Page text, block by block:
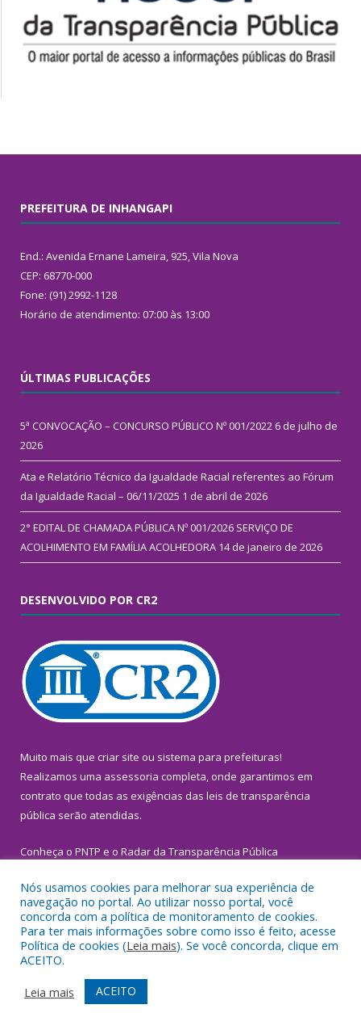
PREFEITURA DE INHANGAPI
End.: Avenida Ernane Lameira, 925, Vila Nova
CEP: 68770-000
Fone: (91) 2992-1128
Horário de atendimento: 07:00 às 13:00
ÚLTIMAS PUBLICAÇÕES
5ª CONVOCAÇÃO – CONCURSO PÚBLICO Nº 001/2022 6 de julho de
2026
Ata e Relatório Técnico da Igualdade Racial referentes ao Fórum
da Igualdade Racial – 06/11/2025 1 de abril de 2026
2° EDITAL DE CHAMADA PÚBLICA Nº 001/2026 SERVIÇO DE
ACOLHIMENTO EM FAMÍLIA ACOLHEDORA 14 de janeiro de 2026
DESENVOLVIDO POR CR2
Muito mais que criar site ou sistema para prefeituras!
Realizamos uma assessoria completa, onde garantimos em
contrato que todas as exigências das leis de transparência
pública serão atendidas.
Conheça o PNTP e o Radar da Transparência Pública
Todos os direitos reservados a Prefeitura Municipal de
Inhangapi.
Mapa do Site
Acessar Área Administrativa
Acessar Webmail
Nós usamos cookies para melhorar sua experiência de
navegação no portal. Ao utilizar nosso portal, você
concorda com a política de monitoramento de cookies.
Para ter mais informações sobre como isso é feito, acesse
Política de cookies (Leia mais). Se você concorda, clique em
ACEITO.
Leia mais
ACEITO